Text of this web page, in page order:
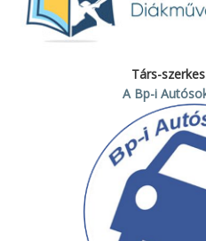
Társ-
A Bp-i